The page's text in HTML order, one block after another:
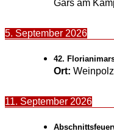
Gars am
5. September 2026
42.
Ort: Weinpolz
11. September 2026